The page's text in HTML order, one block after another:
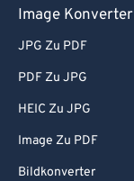
Image Konverter
JPG Zu PDF
PDF Zu JPG
HEIC Zu JPG
Image Zu PDF
Bildkonverter